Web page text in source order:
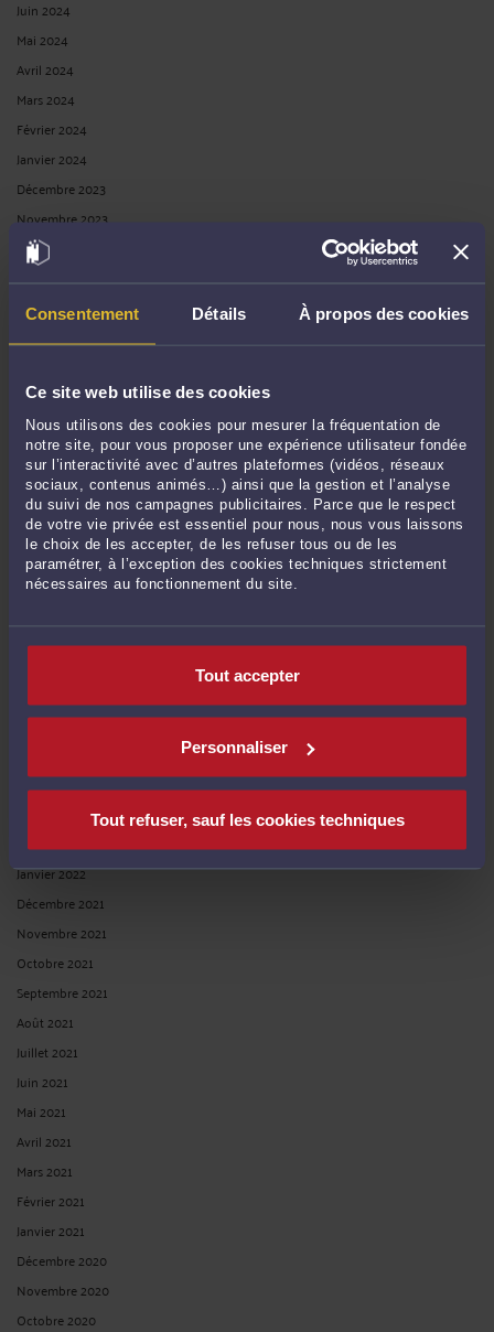
Consentement Détails À propos des cookies
Ce site web utilise des cookies
Nous utilisons des cookies pour mesurer la fréquentation de
notre site, pour vous proposer une expérience utilisateur fondée
sur l’interactivité avec d’autres plateformes (vidéos, réseaux
sociaux, contenus animés…) ainsi que la gestion et l’analyse
du suivi de nos campagnes publicitaires. Parce que le respect
de votre vie privée est essentiel pour nous, nous vous laissons
le choix de les accepter, de les refuser tous ou de les
paramétrer, à l’exception des cookies techniques strictement
nécessaires au fonctionnement du site.
Tout accepter
Personnaliser
Tout refuser, sauf les cookies techniques
Juin 2024
Mai 2024
Avril 2024
Mars 2024
Février 2024
Janvier 2024
Décembre 2023
Novembre 2023
Octobre 2023
Septembre 2023
Août 2023
Mai 2023
Avril 2023
Mars 2023
Février 2023
Janvier 2023
Décembre 2022
Novembre 2022
Septembre 2022
Juin 2022
Avril 2022
Février 2022
Janvier 2022
Décembre 2021
Novembre 2021
Octobre 2021
Septembre 2021
Août 2021
Juillet 2021
Juin 2021
Mai 2021
Avril 2021
Mars 2021
Février 2021
Janvier 2021
Décembre 2020
Novembre 2020
Octobre 2020